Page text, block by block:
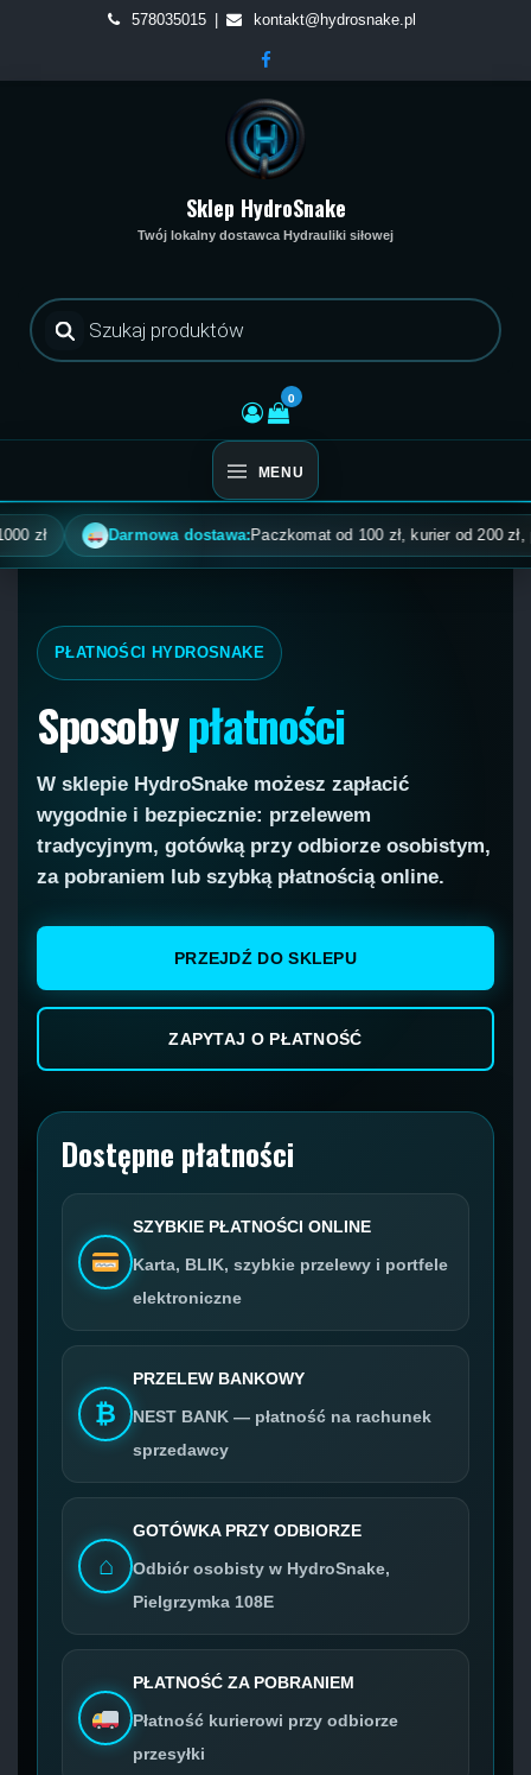
content
578035015 kontakt@hydrosnake.pl
Sklep HydroSnake
Twój lokalny dostawca Hydrauliki siłowej
Wyszukiwarka
produktów
0
MENU
Darmowa dostawa:Paczkomat od 100 zł, kurier od 200 zł,
PŁATNOŚCI HYDROSNAKE
Sposobypłatności
W sklepie HydroSnake możesz zapłacić
wygodnie i bezpiecznie: przelewem
tradycyjnym, gotówką przy odbiorze osobistym,
za pobraniem lub szybką płatnością online.
PRZEJDŹ DO SKLEPU
ZAPYTAJ O PŁATNOŚĆ
Dostępne płatności
SZYBKIE PŁATNOŚCI ONLINE
Karta, BLIK, szybkie przelewy i portfele
elektroniczne
₿
PRZELEW BANKOWY
NEST BANK — płatność na rachunek
sprzedawcy
⌂
GOTÓWKA PRZY ODBIORZE
Odbiór osobisty w HydroSnake,
Pielgrzymka 108E
PŁATNOŚĆ ZA POBRANIEM
Płatność kurierowi przy odbiorze
przesyłki